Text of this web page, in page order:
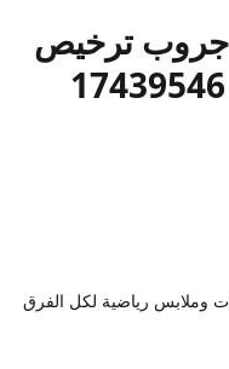
جروب ترخيص
وملابس رياضية لكل الفرق